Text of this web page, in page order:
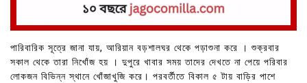
পারিবারিক সূত্রে জানা যায়, আরিয়ান বড়শালঘর থেকে পড়াশুনা করে । শুক্রবার
সকাল থেকে তারা নিখোঁজ হয় । দুপুরে খাবার সময় তাদের দেখতে না পেয়ে পরিবার
লোকজন বিভিন্ন স্থানে খোঁজাখুজি করে। পরবর্তীতে বিকাল ৫ টায় বাড়ির পাশে